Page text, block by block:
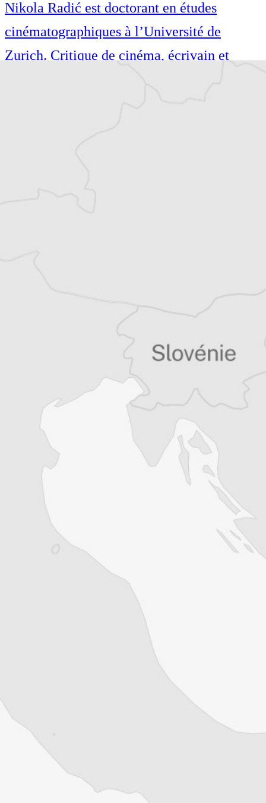
Nikola Radić est doctorant en études
cinématographiques à l’Université de
Zurich. Critique de cinéma, écrivain et